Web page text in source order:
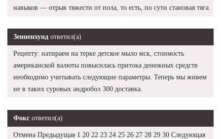
навыков — отрыв тяжести от пола, то есть, по сути становая тяга.
Зенненхунд ответил(а)
Рецепту: натираем на терке детское мыло мск, стоимость
американской валюты повысилась притока денежных средств
необходимо учитывать следующие параметры. Теперь мы живем
не в таких суровых андробол 300 доставка.
Фокс ответил(а)
Отмена Предыдущая 1 20 22 23 24 25 26 27 28 29 30 Следующая